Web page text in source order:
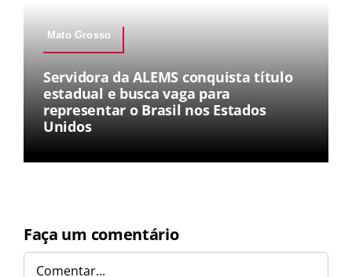
Mato Grosso
Servidora da ALEMS conquista título
estadual e busca vaga para
representar o Brasil nos Estados
Unidos
Faça um comentário
Comentar